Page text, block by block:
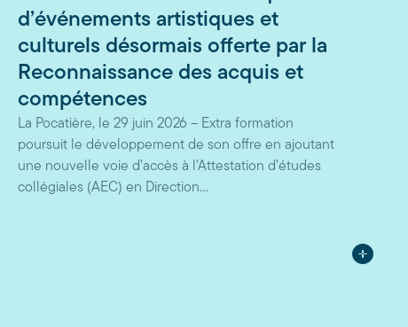
d’événements artistiques et
culturels désormais offerte par la
Reconnaissance des acquis et
compétences
La Pocatière, le 29 juin 2026 – Extra formation
poursuit le développement de son offre en ajoutant
une nouvelle voie d’accès à l’Attestation d’études
collégiales (AEC) en Direction…